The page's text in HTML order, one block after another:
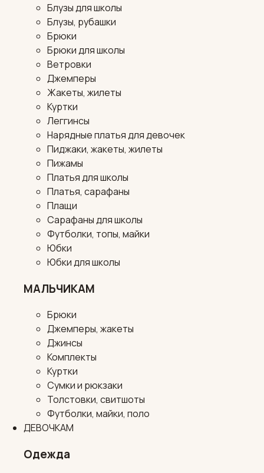
Блузы для школы
Блузы, рубашки
Брюки
Брюки для школы
Ветровки
Джемперы
Жакеты, жилеты
Куртки
Леггинсы
Нарядные платья для девочек
Пиджаки, жакеты, жилеты
Пижамы
Платья для школы
Платья, сарафаны
Плащи
Сарафаны для школы
Футболки, топы, майки
Юбки
Юбки для школы
МАЛЬЧИКАМ
Брюки
Джемперы, жакеты
Джинсы
Комплекты
Куртки
Сумки и рюкзаки
Толстовки, свитшоты
Футболки, майки, поло
ДЕВОЧКАМ
Одежда